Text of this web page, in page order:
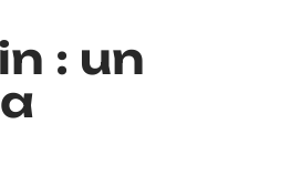
: un